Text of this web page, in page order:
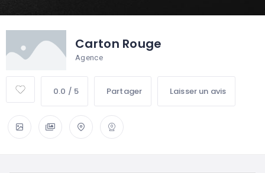
Carton Rouge
Agence
0.0 / 5 Partager Laisser un avis